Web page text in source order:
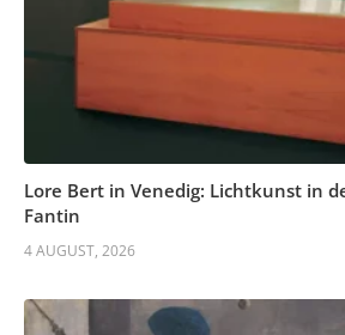
Lore Bert in Venedig: Lichtkunst in
Fantin
4 AUGUST, 2026